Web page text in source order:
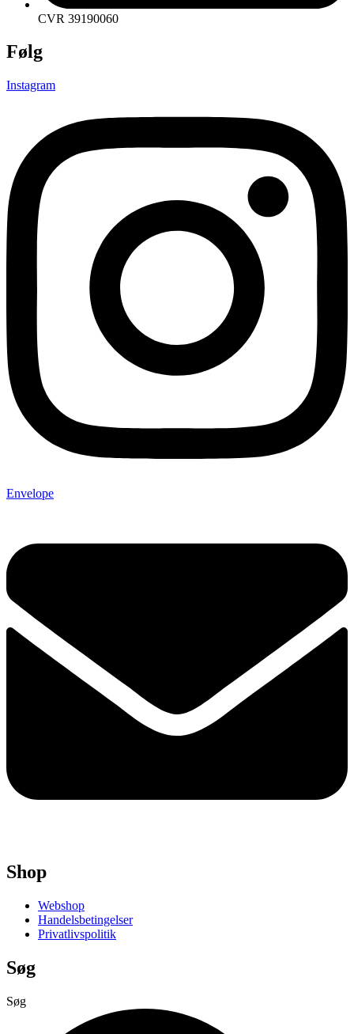
CVR 39190060
Følg
Instagram
Envelope
Shop
Webshop
Handelsbetingelser
Privatlivspolitik
Søg
Søg